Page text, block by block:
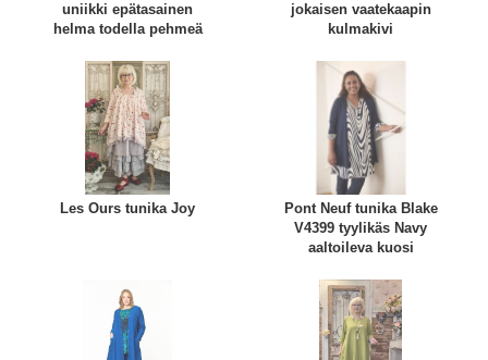
uniikki epätasainen
helma todella pehmeä
jokaisen vaatekaapin
kulmakivi
Les Ours tunika Joy
Pont Neuf tunika Blake
V4399 tyylikäs Navy
aaltoileva kuosi